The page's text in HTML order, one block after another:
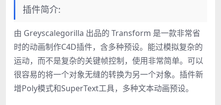
w
.
插件简介:
由 Greyscalegorilla 出品的 Transform 是一款非常省
时的动画制作C4D插件，含多种预设。能过模拟复杂的
运动，而不是复杂的关键帧控制，使用非常简单。可以
很容易的将一个对象无缝的转换为另一个对象。插件新
增Poly模式和SuperText工具，多种文本动画预设。